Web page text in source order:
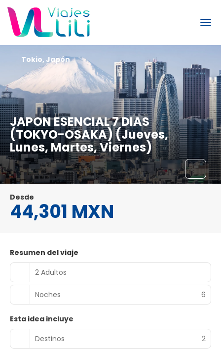
JAPON ESENCIAL 7 DIAS
(TOKYO-OSAKA) (Jueves,
Lunes, Martes, Viernes)
Tokio, Japón
Desde
44,301 MXN
Resumen del viaje
2 Adultos
Noches 6
Esta idea incluye
Destinos
2